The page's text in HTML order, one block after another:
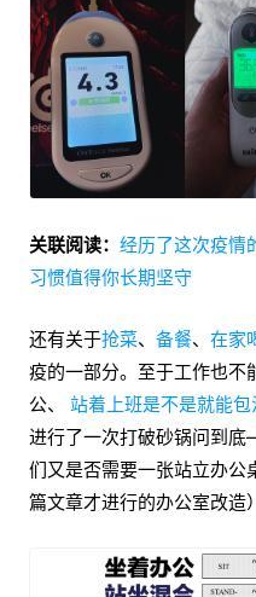
关联阅读： 经历了这次疫情
习惯值得你长期坚守
还有关于抢菜、 备餐、 在家
疫的一部分。至于工作也不
公、 站着上班是不是就能包
进行了一次打破砂锅问到
们又是否需要一张站立办公
篇文章才进行的办公室改造